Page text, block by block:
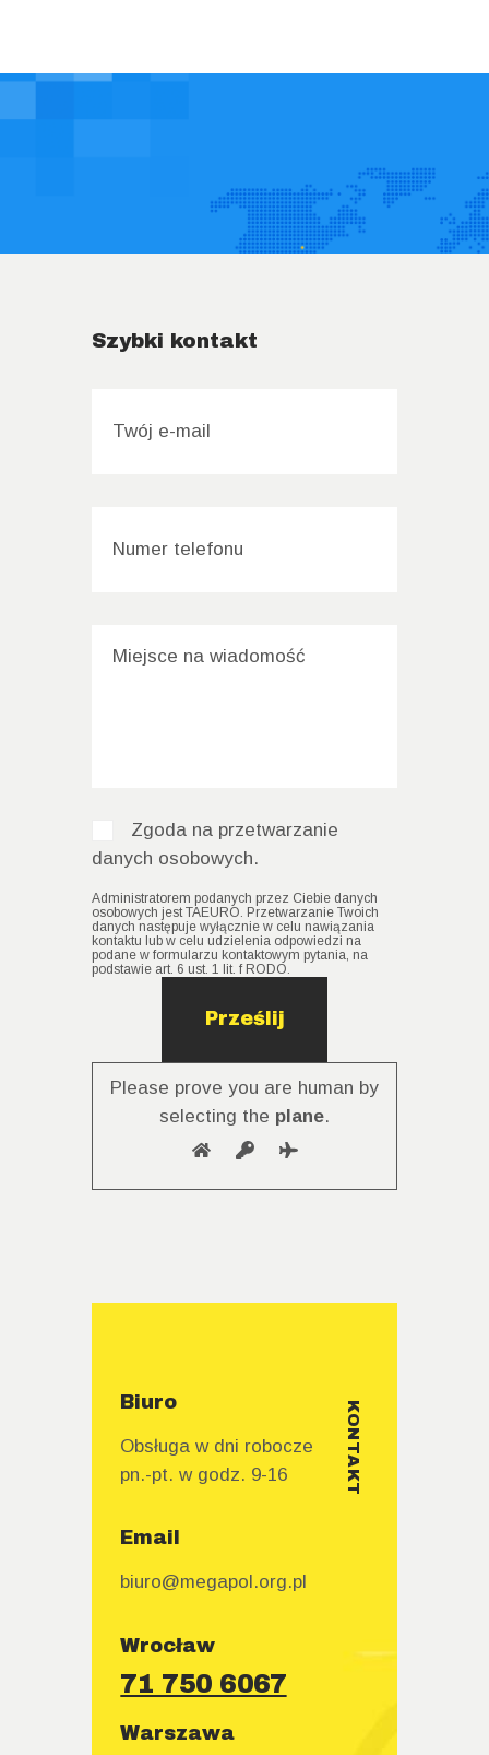
Szybki kontakt
Zgoda na przetwarzanie
danych osobowych.
Administratorem podanych przez Ciebie danych
osobowych jest TAEURO. Przetwarzanie Twoich
danych następuje wyłącznie w celu nawiązania
kontaktu lub w celu udzielenia odpowiedzi na
podane w formularzu kontaktowym pytania, na
podstawie art. 6 ust. 1 lit. f RODO.
Please prove you are human by
selecting the plane.
KONTAKT
Biuro
Obsługa w dni robocze
pn.-pt. w godz. 9-16
Email
biuro@megapol.org.pl
Wrocław
71 750 6067
Warszawa